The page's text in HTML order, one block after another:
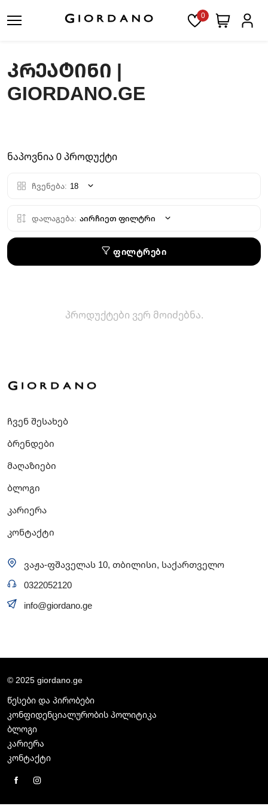
0
ᲙᲠᲔᲐᲢᲘᲜᲘ |
GIORDANO.GE
ნაპოვნია 0 პროდუქტი
ჩვენება: 18
დალაგება: აირჩიეთ ფილტრი
ფილტრები
პროდუქტები ვერ მოიძებნა.
ჩვენ შესახებ
ბრენდები
მაღაზიები
ბლოგი
კარიერა
კონტაქტი
ვაჟა-ფშაველას 10, თბილისი, საქართველო
0322052120
info@giordano.ge
© 2025 giordano.ge
წესები და პირობები
კონფიდენციალურობის პოლიტიკა
ბლოგი
კარიერა
კონტაქტი